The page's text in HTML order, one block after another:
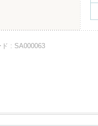
: SA000063